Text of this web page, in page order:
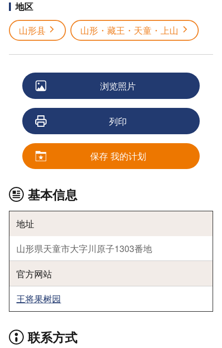
地区
山形县
山形・藏王・天童・上山
浏览照片
列印
保存 我的计划
基本信息
地址
山形県天童市大字川原子1303番地
官方网站
王将果树园
联系方式